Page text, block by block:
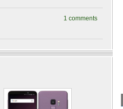
1 comments